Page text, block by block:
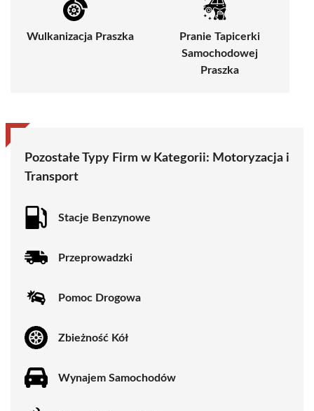
Wulkanizacja Praszka
Pranie Tapicerki
Samochodowej
Praszka
Pozostałe Typy Firm w Kategorii: Motoryzacja i
Transport
Stacje Benzynowe
Przeprowadzki
Pomoc Drogowa
Zbieżność Kół
Wynajem Samochodów